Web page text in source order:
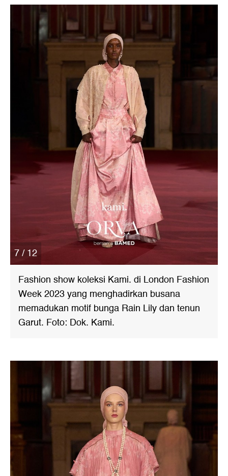
7 / 12
Fashion show koleksi Kami. di London Fashion
Week 2023 yang menghadirkan busana
memadukan motif bunga Rain Lily dan tenun
Garut. Foto: Dok. Kami.